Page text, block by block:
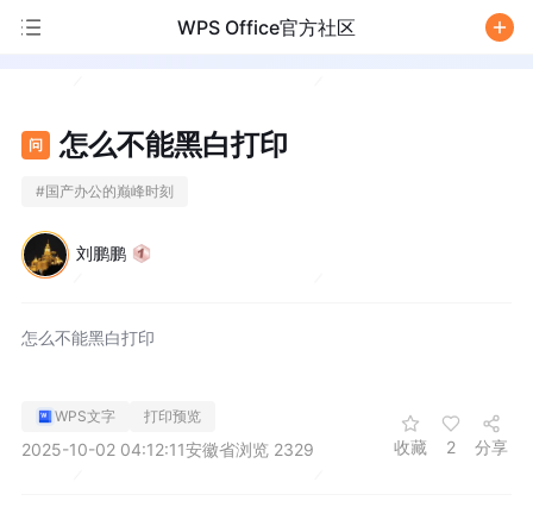
WPS Office官方社区
问 怎么不能黑白打印
#国产办公的巅峰时刻
刘鹏鹏
怎么不能黑白打印
WPS文字 打印预览
2025-10-02 04:12:11安徽省浏览 2329 收藏 2 分享